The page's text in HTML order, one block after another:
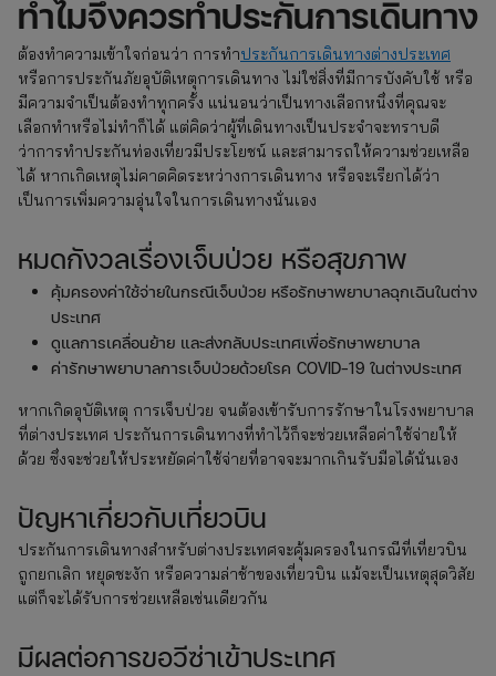
ทำไมจึงควรทำประกันการเดินทาง
ต้องทำความเข้าใจก่อนว่า การทำประกันการเดินทางต่างประเทศ
หรือการประกันภัยอุบัติเหตุการเดินทาง ไม่ใช่สิ่งที่มีการบังคับใช้ หรือ
มีความจำเป็นต้องทำทุกครั้ง แน่นอนว่าเป็นทางเลือกหนึ่งที่คุณจะ
เลือกทำหรือไม่ทำก็ได้ แต่คิดว่าผู้ที่เดินทางเป็นประจำจะทราบดี
ว่าการทำประกันท่องเที่ยวมีประโยชน์ และสามารถให้ความช่วยเหลือ
ได้ หากเกิดเหตุไม่คาดคิดระหว่างการเดินทาง หรือจะเรียกได้ว่า
เป็นการเพิ่มความอุ่นใจในการเดินทางนั่นเอง
หมดกังวลเรื่องเจ็บป่วย หรือสุขภาพ
คุ้มครองค่าใช้จ่ายในกรณีเจ็บป่วย หรือรักษาพยาบาลฉุกเฉินในต่าง
ประเทศ
ดูแลการเคลื่อนย้าย และส่งกลับประเทศเพื่อรักษาพยาบาล
ค่ารักษาพยาบาลการเจ็บป่วยด้วยโรค COVID-19 ในต่างประเทศ
หากเกิดอุบัติเหตุ การเจ็บป่วย จนต้องเข้ารับการรักษาในโรงพยาบาล
ที่ต่างประเทศ ประกันการเดินทางที่ทำไว้ก็จะช่วยเหลือค่าใช้จ่ายให้
ด้วย ซึ่งจะช่วยให้ประหยัดค่าใช้จ่ายที่อาจจะมากเกินรับมือได้นั่นเอง
ปัญหาเกี่ยวกับเที่ยวบิน
ประกันการเดินทางสำหรับต่างประเทศจะคุ้มครองในกรณีที่เที่ยวบิน
ถูกยกเลิก หยุดชะงัก หรือความล่าช้าของเที่ยวบิน แม้จะเป็นเหตุสุดวิสัย
แต่ก็จะได้รับการช่วยเหลือเช่นเดียวกัน
มีผลต่อการขอวีซ่าเข้าประเทศ